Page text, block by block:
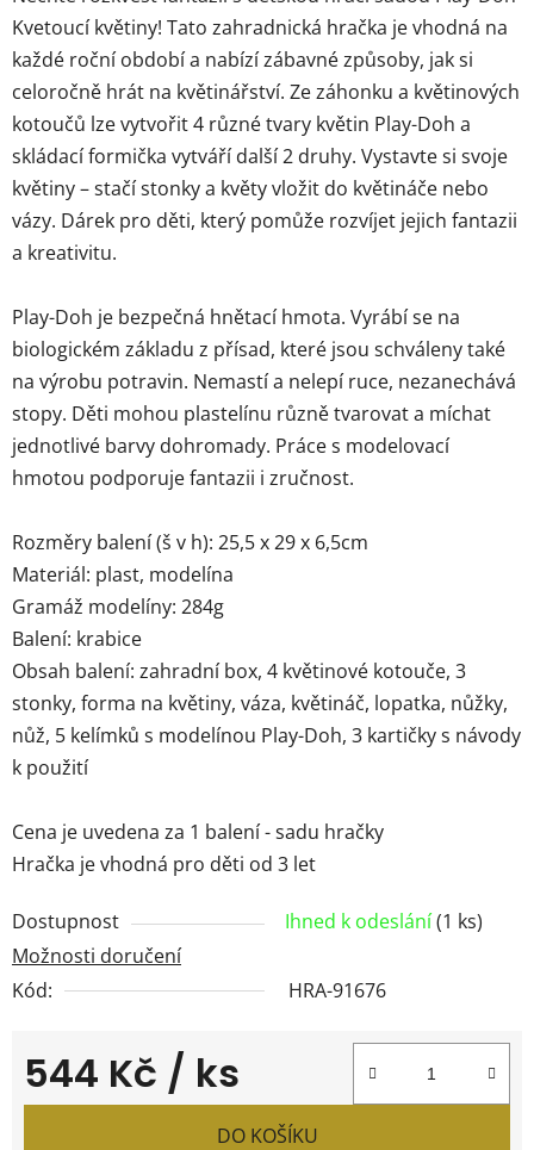
Kvetoucí květiny! Tato zahradnická hračka je vhodná na
každé roční období a nabízí zábavné způsoby, jak si
celoročně hrát na květinářství. Ze záhonku a květinových
kotoučů lze vytvořit 4 různé tvary květin Play-Doh a
skládací formička vytváří další 2 druhy. Vystavte si svoje
květiny – stačí stonky a květy vložit do květináče nebo
vázy. Dárek pro děti, který pomůže rozvíjet jejich fantazii
a kreativitu.
Play-Doh je bezpečná hnětací hmota. Vyrábí se na
biologickém základu z přísad, které jsou schváleny také
na výrobu potravin. Nemastí a nelepí ruce, nezanechává
stopy. Děti mohou plastelínu různě tvarovat a míchat
jednotlivé barvy dohromady. Práce s modelovací
hmotou podporuje fantazii i zručnost.
Rozměry balení (š v h): 25,5 x 29 x 6,5cm
Materiál: plast, modelína
Gramáž modelíny: 284g
Balení: krabice
Obsah balení: zahradní box, 4 květinové kotouče, 3
stonky, forma na květiny, váza, květináč, lopatka, nůžky,
nůž, 5 kelímků s modelínou Play-Doh, 3 kartičky s návody
k použití
Cena je uvedena za 1 balení - sadu hračky
Hračka je vhodná pro děti od 3 let
Dostupnost Ihned k odeslání(1 ks)
Možnosti doručení
Kód:
HRA-91676
544 Kč / ks
Měrná cena:
DO KOŠÍKU